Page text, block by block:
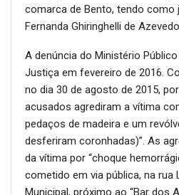
comarca de Bento, tendo como
Fernanda Ghiringhelli de
A denúncia do Ministério
Justiça em fevereiro de 2016.
no dia 30 de agosto de 2015,
acusados agrediram a vítima
pedaços de madeira e um
desferiram coronhadas)”. As
da vítima por “choque
cometido em via pública, na rua
Municipal, próximo ao “Bar dos